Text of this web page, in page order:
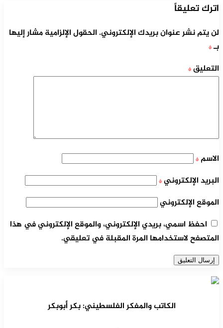
اترك تعليقاً
لن يتم نشر عنوان بريدك الإلكتروني. الحقول الإلزامية مشار إليها
بـ*
التعليق *
الاسم *
البريد الإلكتروني *
الموقع الإلكتروني
احفظ اسمي، بريدي الإلكتروني، والموقع الإلكتروني في هذا
المتصفح لاستخدامها المرة المقبلة في تعليقي.
الكاتب والمفكر الفلسطيني: بكر أبوبكر